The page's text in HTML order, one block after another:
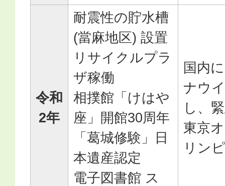
令和
2年
耐震性の貯水槽
(當麻地区) 設置
リサイクルプラ
ザ稼働
相撲館「けはや
座」開館30周年
「葛城修験」日
本遺産認定
電子図書館 ス
国内
ナウ
し、
東京
リン